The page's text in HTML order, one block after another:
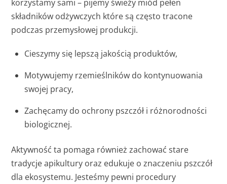
korzystamy sami – pijemy świeży miód pełen
składników odżywczych które są często tracone
podczas przemysłowej produkcji.
Cieszymy się lepszą jakością produktów,
Motywujemy rzemieślników do kontynuowania
swojej pracy,
Zachęcamy do ochrony pszczół i różnorodności
biologicznej.
Aktywność ta pomaga również zachować stare
tradycje apikultury oraz edukuje o znaczeniu pszczół
dla ekosystemu. Jesteśmy pewni procedury